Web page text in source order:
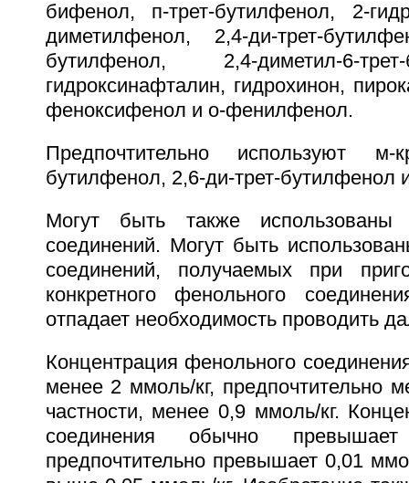
бифенол, п-трет-бутилфенол, 2-
диметилфенол, 2,4-ди-трет-
бутилфенол, 2,4-диметил-6-
гидроксинафталин, гидрохинон,
феноксифенол и о-фенилфенол.
Предпочтительно используют м-
бутилфенол, 2,6-ди-трет-бутилфенол
Могут быть также использованы
соединений. Могут быть
соединений, получаемых при
конкретного фенольного
отпадает необходимость проводить
Концентрация фенольного
менее 2 ммоль/кг, предпочтительно
частности, менее 0,9 ммоль/кг.
соединения обычно
предпочтительно превышает 0,01